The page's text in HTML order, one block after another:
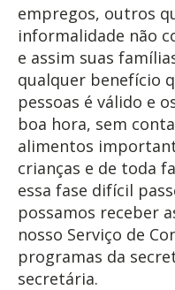
empregos, outros
informalidade não
e assim suas
qualquer benefício
pessoas é válido e
boa hora, sem
alimentos
crianças e de toda
essa fase difícil
possamos receber
nosso Serviço de
programas da
secretária.